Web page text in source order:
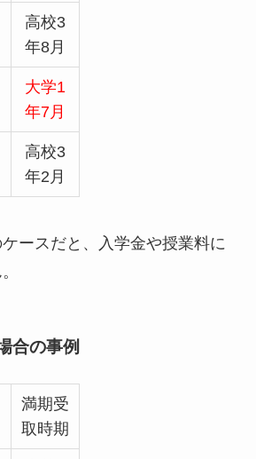
高校3
年8月
大学1
年7月
高校3
年2月
ースだと、入学金や授業料に
合の事例
満期受
取時期